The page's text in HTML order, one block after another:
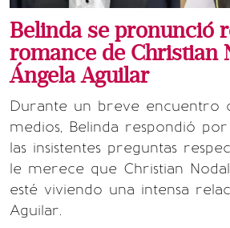
Belinda se pronunció
romance de Christian
Ángela Aguilar
Durante un breve encuentro
medios, Belinda respondió
las insistentes preguntas
le merece que Christian
esté viviendo una intensa
Aguilar.